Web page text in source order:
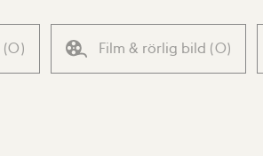
(0) Film & rörlig bild (0)